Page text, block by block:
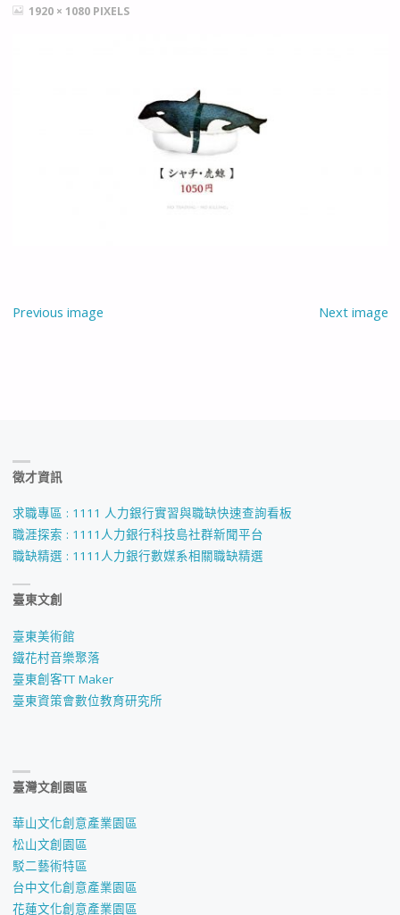
FULL1920 × 1080 PIXELS
Previous image Next image
徵才資訊
求職專區 : 1111 人力銀行實習與職缺快速查詢看板
職涯探索 : 1111人力銀行科技島社群新聞平台
職缺精選 : 1111人力銀行數媒系相關職缺精選
臺東文創
臺東美術館
鐵花村音樂聚落
臺東創客TT Maker
臺東資策會數位教育研究所
臺灣文創園區
華山文化創意產業園區
松山文創園區
駁二藝術特區
台中文化創意產業園區
花蓮文化創意產業園區